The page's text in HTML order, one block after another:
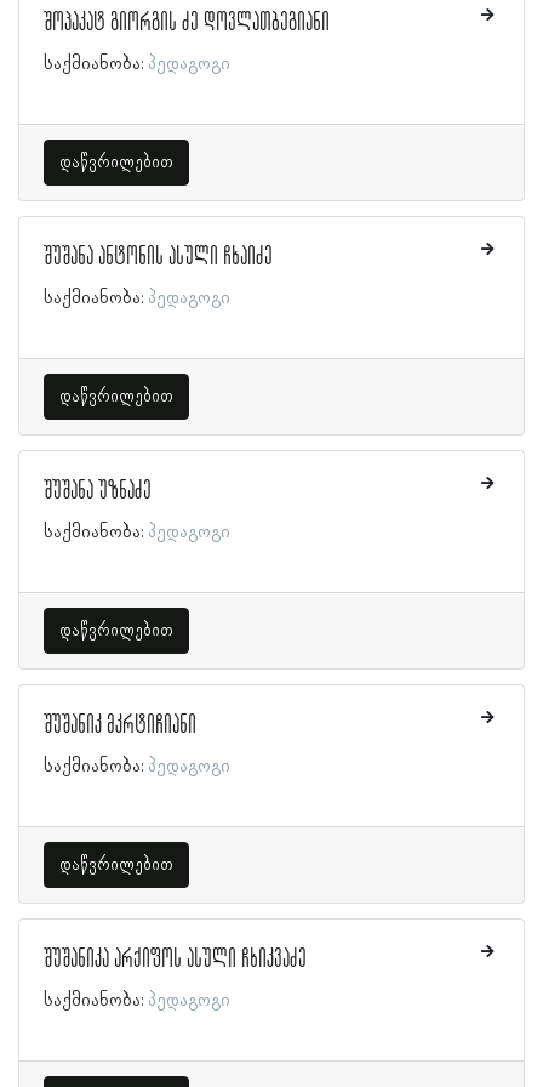
შოპაკატ გიორგის ძე დოვლათბეგიანი
საქმიანობა: პედაგოგი
დაწვრილებით
შუშანა ანტონის ასული ჩხაიძე
საქმიანობა: პედაგოგი
დაწვრილებით
შუშანა უზნაძე
საქმიანობა: პედაგოგი
დაწვრილებით
შუშანიკ მკრტიჩიანი
საქმიანობა: პედაგოგი
დაწვრილებით
შუშანიკა არქიფოს ასული ჩხიკვაძე
საქმიანობა: პედაგოგი